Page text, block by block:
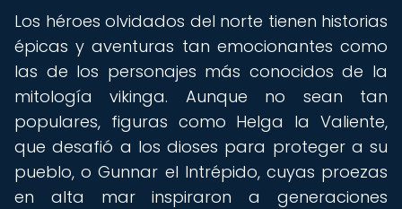
Los héroes olvidados del norte tienen historias
épicas y aventuras tan emocionantes como
las de los personajes más conocidos de la
mitología vikinga. Aunque no sean tan
populares, figuras como Helga la Valiente,
que desafió a los dioses para proteger a su
pueblo, o Gunnar el Intrépido, cuyas proezas
en alta mar inspiraron a generaciones